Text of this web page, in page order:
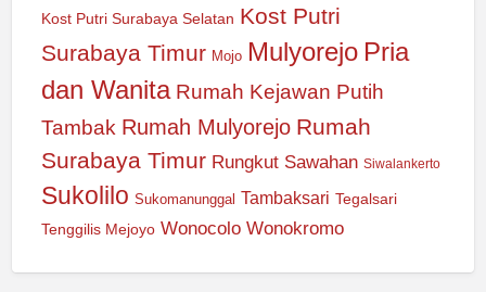
Kost Putri Surabaya Selatan Kost Putri
Surabaya Timur Mojo Mulyorejo Pria
dan Wanita Rumah Kejawan Putih
Tambak Rumah Mulyorejo Rumah
Surabaya Timur Rungkut Sawahan Siwalankerto
Sukolilo Sukomanunggal Tambaksari Tegalsari
Tenggilis Mejoyo Wonocolo Wonokromo